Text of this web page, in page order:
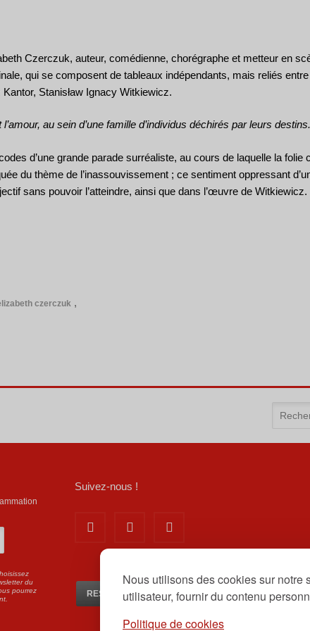
Nous utilisons des cookies sur notre
utilisateur, fournir du contenu
Politique de cookies
Czerczuk, auteur, comédienne, chorégraphe et metteur en
qui se composent de tableaux indépendants, mais reliés
Stanisław Ignacy Witkiewicz.
au sein d’une famille d’individus déchirés par leurs destins.
d’une grande parade surréaliste, au cours de laquelle la
du thème de l’inassouvissement ; ce sentiment oppressant
sans pouvoir l’atteindre, ainsi que dans l’œuvre de Witkiewicz.
czerczuk
du
pourrez
Suivez-nous !
RESERVEZ EN LIGNE ICI